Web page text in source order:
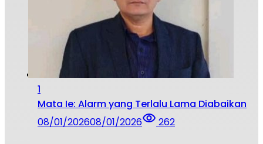
1
Mata Ie: Alarm yang Terlalu Lama Diabaikan
08/01/202608/01/2026 262